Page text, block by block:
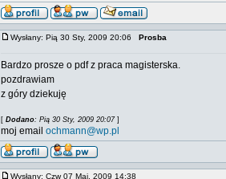
Wysłany: Pią 30 Sty, 2009 20:06 Prosba
Bardzo prosze o pdf z praca magisterska.
pozdrawiam
z góry dziekuję
[ Dodano: Pią 30 Sty, 2009 20:07]
moj email ochmann@wp.pl
Wysłany: Czw 07 Maj, 2009 14:38